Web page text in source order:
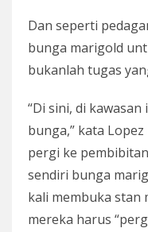
Dan seperti
bunga marigold
bukanlah tugas
“Di sini, di
bunga,” kata
pergi ke
sendiri bunga
kali membuka stan
mereka harus